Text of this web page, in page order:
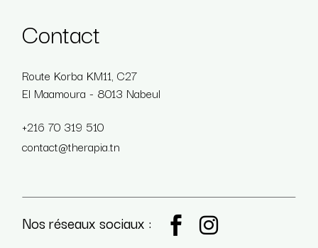
Contact
Route Korba KM11, C27
El Maamoura - 8013 Nabeul
+216 70 319 510
contact@therapia.tn
Nos réseaux sociaux :